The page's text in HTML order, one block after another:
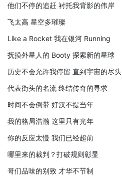
他们不停的追赶 衬托我背影的伟岸
飞太高 星空多璀璨
Like a Rocket 我在银河 Running
抚摸外星人的 Booty 探索新的星球
历史不会允许我停留 直到宇宙的尽头
代表街头的名流 终结传奇的寻求
时间不会倒带 好汉不提当年
我的格局浩瀚 这里只有光年
你的反应太慢 我们已经超前
哪里来的裁判？打破规则彰显
哥们品味的别致 才华不节制